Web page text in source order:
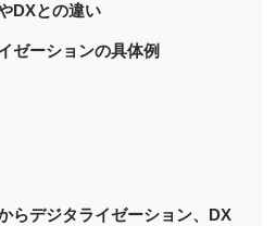
DXとの違い
ゼーションの具体例
らデジタライゼーション、DX